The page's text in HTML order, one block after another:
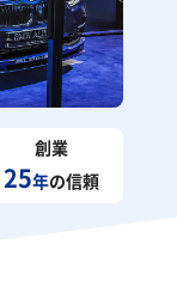
創業
25年の信頼